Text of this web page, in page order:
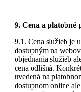
9. Cena a platobné
9.1. Cena služieb je
dostupným na
objednania služieb
cena odlišná.
uvedená na
dostupnom online